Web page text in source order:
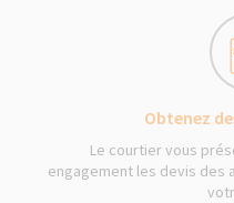
Obtenez
Le courtier vous
engagement les devis des